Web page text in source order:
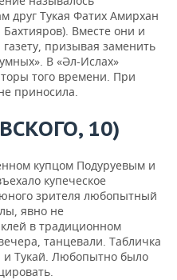
друг Тукая Фатих Амирхан
Вместе они и
призывая заменить
В «Әл-Ислах»
того времени. При
приносила.
10)
купцом Подуруевым и
купеческое
зрителя любопытный
явно не
в традиционном
танцевали. Табличка
и Тукай. Любопытно было